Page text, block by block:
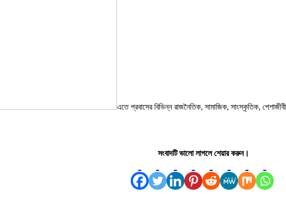
এতে প্রবাসের বিভিন্ন রাজনৈতিক, সামাজিক, সাংস্কৃতিক,
সংবাদটি ভালো লাগলে শেয়ার করুন।